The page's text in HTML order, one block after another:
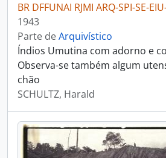
BR DFFUNAI RJMI ARQ-SPI-SE-
1943
Parte deArquivístico
Índios Umutina com adorno e
Observa-se também algum
chão
SCHULTZ, Harald